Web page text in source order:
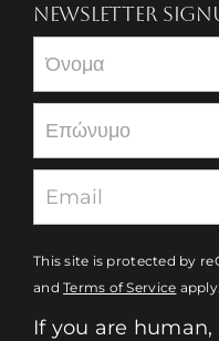
NEWSLETTER
Newsletter
This site is protected by
andTerms of Service apply.
If you are